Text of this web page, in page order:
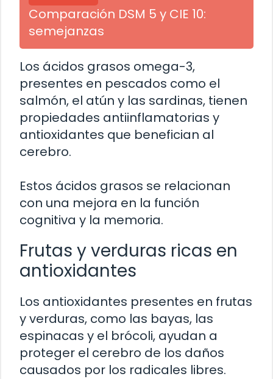
Comparación DSM 5 y CIE 10:
semejanzas
Los ácidos grasos omega-3,
presentes en pescados como el
salmón, el atún y las sardinas, tienen
propiedades antiinflamatorias y
antioxidantes que benefician al
cerebro.
Estos ácidos grasos se relacionan
con una mejora en la función
cognitiva y la memoria.
Frutas y verduras ricas en
antioxidantes
Los antioxidantes presentes en frutas
y verduras, como las bayas, las
espinacas y el brócoli, ayudan a
proteger el cerebro de los daños
causados por los radicales libres.